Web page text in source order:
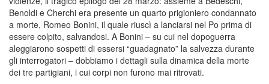
Benoldi e Cherchi era presente un quarto prigioniero condannato
a morte, Romeo Bonini, il quale riuscì a lanciarsi nel Po prima di
essere colpito, salvandosi. A Bonini – su cui nel dopoguerra
aleggiarono sospetti di essersi “guadagnato” la salvezza durante
gli interrogatori – dobbiamo i dettagli sulla dinamica della morte
dei tre partigiani, i cui corpi non furono mai ritrovati.